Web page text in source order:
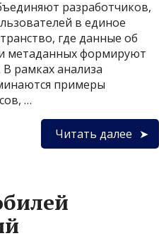
разработчиков,
в единое
где данные об
метаданных формируют
рамках анализа
примеры
…
Читать далее